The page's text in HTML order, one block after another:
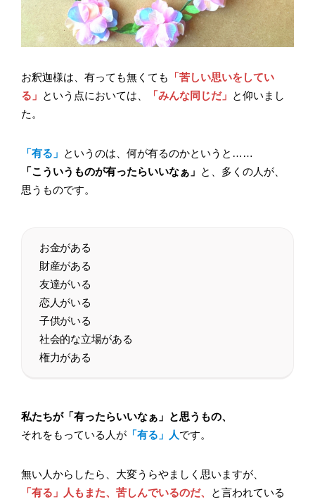
お釈迦様は、有っても無くても
「苦しい思いをしてい
る」 という点においては、 「みんな同じだ」 と仰いまし
た。
「有る」 というのは、何が有るのかというと……
「こういうものが有ったらいいなぁ」 と、多くの人が、
思うものです。
お金がある
財産がある
友達がいる
恋人がいる
子供がいる
社会的な立場がある
権力がある
私たちが「有ったらいいなぁ」と思うもの、
それをもっている人が 「有る」人です。
無い人からしたら、大変うらやましく思いますが、
「有る」人もまた、苦しんでいるのだ、
と言われている